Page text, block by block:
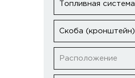
Топливная система
Расположение